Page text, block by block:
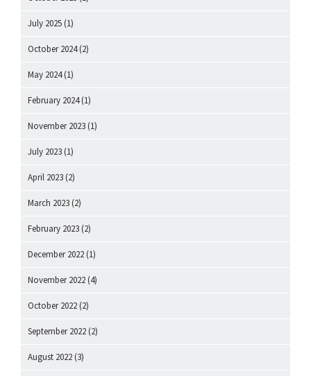
July 2025 (1)
October 2024(2)
May 2024(1)
February 2024(1)
November 2023 (1)
July 2023 (1)
April 2023 (2)
March 2023 (2)
February 2023 (2)
December 2022 (1)
November 2022 (4)
October 2022 (2)
September 2022 (2)
August 2022 (3)